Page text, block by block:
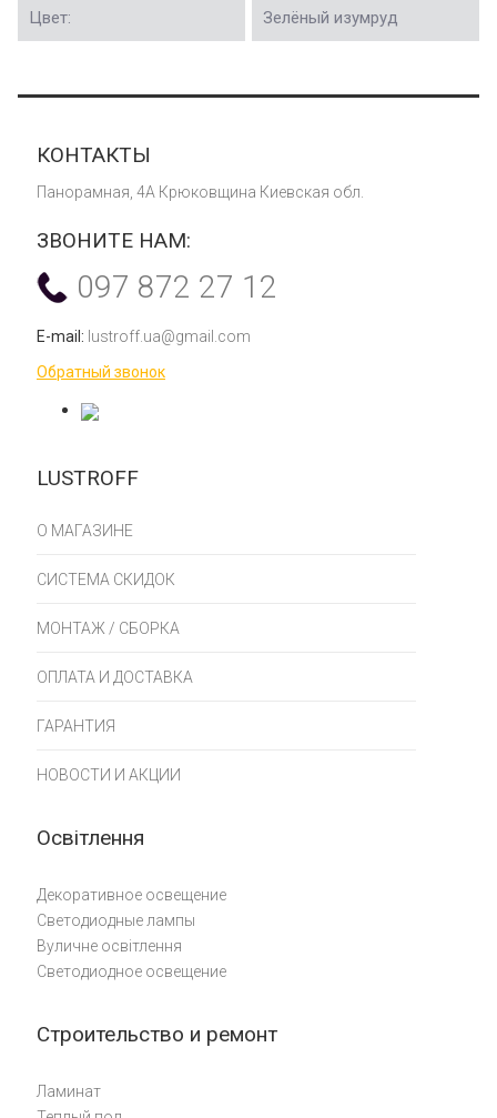
Цвет: Зелёный изумруд
LUSTROFF
О МАГАЗИНЕ
СИСТЕМА СКИДОК
МОНТАЖ / СБОРКА
ОПЛАТА И ДОСТАВКА
ГАРАНТИЯ
НОВОСТИ И АКЦИИ
Освітлення
Декоративное освещение
Светодиодные лампы
Вуличне освітлення
Светодиодное освещение
Строительство и ремонт
Ламинат
КОНТАКТЫ
Панорамная, 4А Крюковщина Киевская обл.
ЗВОНИТЕ НАМ:
097 872 27 12
E-mail: lustroff.ua@gmail.com
Обратный звонок